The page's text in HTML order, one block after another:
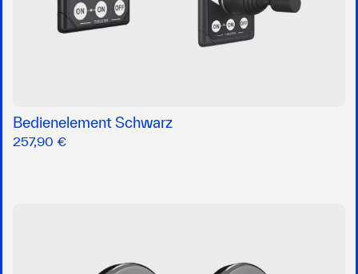
Bedienelement Schwarz
257,90 €